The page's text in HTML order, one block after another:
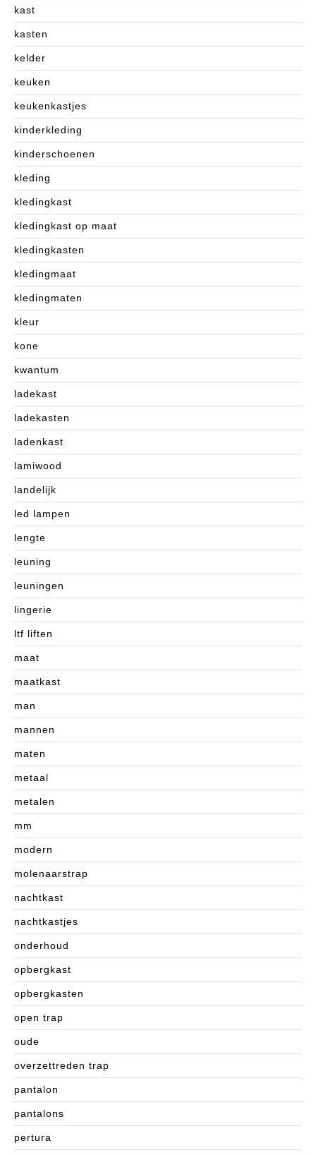
kast
kasten
kelder
keuken
keukenkastjes
kinderkleding
kinderschoenen
kleding
kledingkast
kledingkast op maat
kledingkasten
kledingmaat
kledingmaten
kleur
kone
kwantum
ladekast
ladekasten
ladenkast
lamiwood
landelijk
led lampen
lengte
leuning
leuningen
lingerie
ltf liften
maat
maatkast
man
mannen
maten
metaal
metalen
mm
modern
molenaarstrap
nachtkast
nachtkastjes
onderhoud
opbergkast
opbergkasten
open trap
oude
overzettreden trap
pantalon
pantalons
pertura